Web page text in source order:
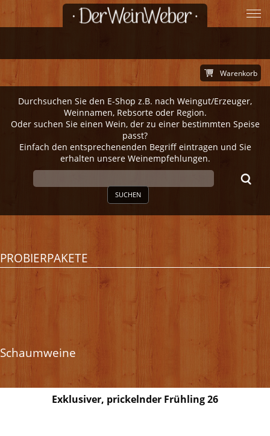
Durchsuchen Sie den E-Shop z.B. nach Weingut/Erzeuger,
Weinnamen, Rebsorte oder Region.
Oder suchen Sie einen Wein, der zu einer bestimmten Speise
passt?
Einfach den entsprechenenden Begriff eintragen und Sie
erhalten unsere Weinempfehlungen.
SUCHEN
Warenkorb
PROBIERPAKETE
Schaumweine
Exklusiver, prickelnder Frühling 26